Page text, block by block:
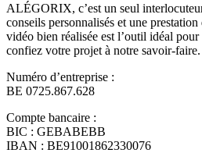
ALÉGORIX, c’est un seul
conseils personnalisés et une
vidéo bien réalisée est l’outil idéal
confiez votre projet à notre savoir-faire.
Numéro d’entreprise :
BE 0725.867.628
Compte bancaire :
BIC : GEBABEBB
IBAN : BE91001862330076